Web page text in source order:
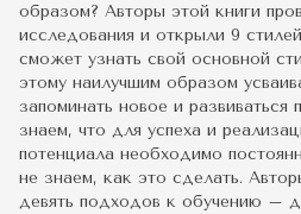
образом? Авторы этой книги
исследования и открыли 9
сможет узнать свой основной
этому наилучшим образом
запоминать новое и
знаем, что для успеха и
потенциала необходимо
не знаем, как это сделать.
девять подходов к обучению –